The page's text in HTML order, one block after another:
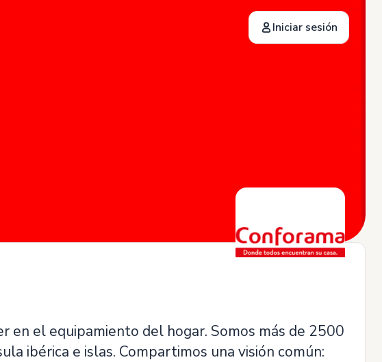
Iniciar sesión
en el equipamiento del hogar. Somos más de 2500
ibérica e islas. Compartimos una visión común: